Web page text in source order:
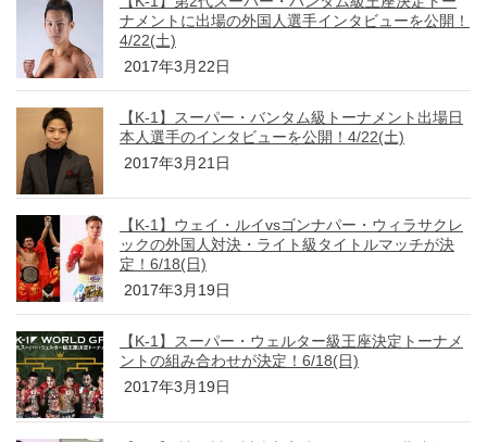
ナメントに出場の外国人選手インタビューを公開！
4/22(土)
2017年3月22日
【K-1】スーパー・バンタム級トーナメント出場日
本人選手のインタビューを公開！4/22(土)
2017年3月21日
【K-1】ウェイ・ルイvsゴンナパー・ウィラサクレ
ックの外国人対決・ライト級タイトルマッチが決
定！6/18(日)
2017年3月19日
【K-1】スーパー・ウェルター級王座決定トーナメ
ントの組み合わせが決定！6/18(日)
2017年3月19日